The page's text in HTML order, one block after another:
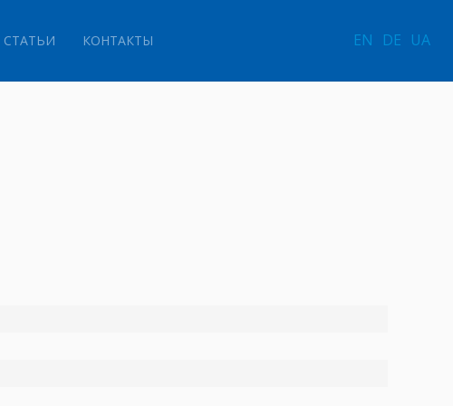
СТАТЬИ КОНТАКТЫ EN DE UA